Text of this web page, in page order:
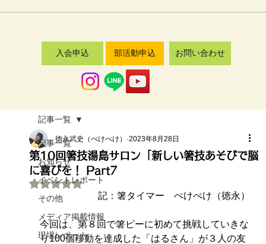
お問い合わせ
部活動申込
入会申込
記事一覧
お知らせ
イベントレポート
その他
メディア掲載情報
現場レポート
記事一覧
第10回箸技湯島サロン「新しい箸技あそびで脳
に喜びを！ Part7
徳永武史（ぺけぺけ） 2023年8月28日
5つ星のうちNaNと評価されています。
記：箸タイマー　ぺけぺけ（徳永）
今回は、第８回で箸ピーに初めて挑戦していきな
り100個移動を達成した「はるさん」が３人の友